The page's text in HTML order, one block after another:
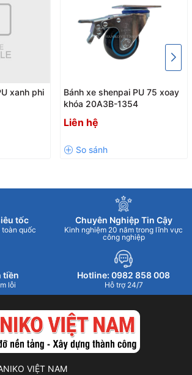
thêm ốp che chống bụi và chống cuốn sợi.
gù vừa dễ dùng vừa bảo vệ va chạm tốt
đủ 6 lỗ, đáp ứng tốt hơn tùy theo điều kiện
xanh phi
Bánh xe shenpai PU 75 xoay
khóa 20A3B-1354
Liên hệ
tốc
quốc
Chuyên Nghiệp Tin Cậy
Kinh nghiệm 20 năm trong lĩnh vực
công nghiệp
tiền
lỗi
Hotline: 0982 858 008
Hỗ trợ 24/7
VIỆT NAM